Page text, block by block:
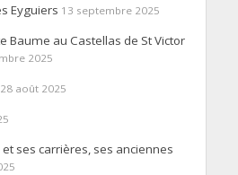
Eyguiers 13 septembre 2025
Baume au Castellas de St Victor
2025
28 août 2025
ses carrières, ses anciennes